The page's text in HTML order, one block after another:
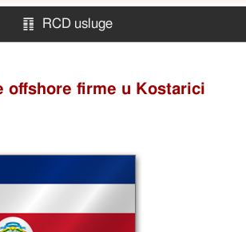
䷖ RCD usluge
Kontakt
offshore firme u Kostarici